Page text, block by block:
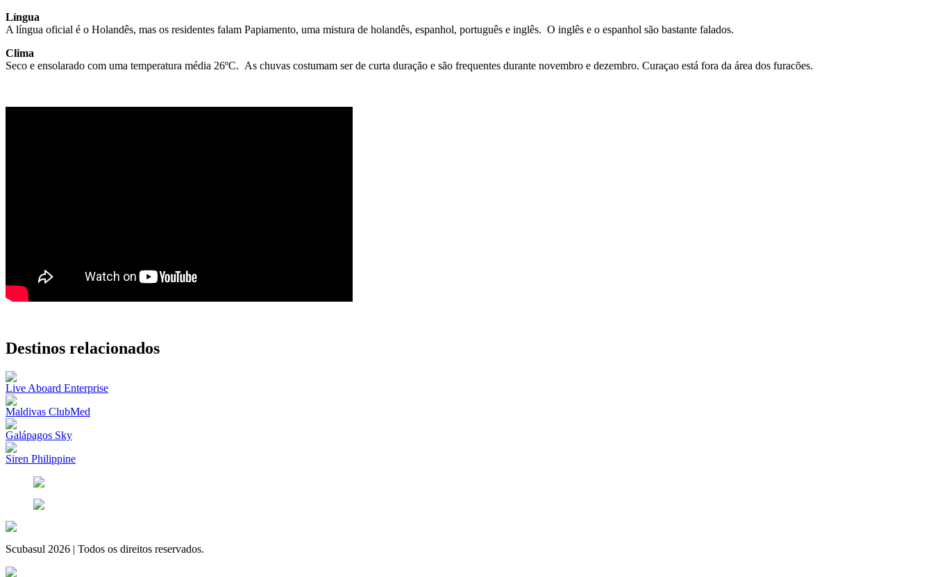
Língua
A língua oficial é o Holandês, mas os residentes falam Papiamento, uma mistura de holandês, espanhol, português e inglês. O inglês e o espanhol são bastante falados.
Clima
Seco e ensolarado com uma temperatura média 26ºC. As chuvas costumam ser de curta duração e são frequentes durante novembro e dezembro. Curaçao está fora da área dos furacões.
Destinos relacionados
Live Aboard Enterprise
Maldivas ClubMed
Galápagos Sky
Siren Philippine
Scubasul 2026 | Todos os direitos reservados.